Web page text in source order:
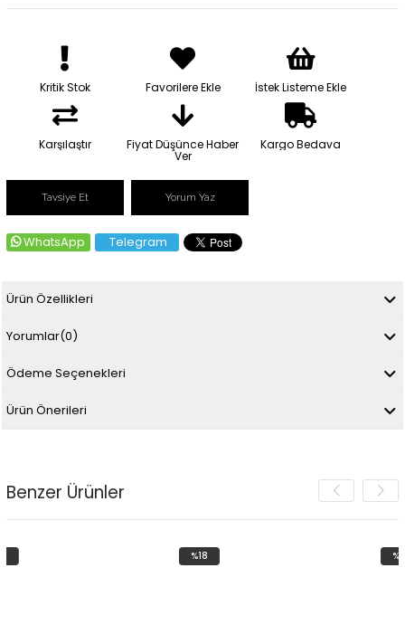
Kritik Stok Favorilere Ekle İstek Listeme Ekle
Karşılaştır Fiyat Düşünce Haber
Ver
Kargo Bedava
Tavsiye Et Yorum Yaz
WhatsApp Telegram
Ürün Özellikleri
Yorumlar(0)
Ödeme Seçenekleri
Ürün Önerileri
Benzer Ürünler
%18